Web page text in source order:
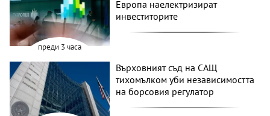
преди 3 часа
Европа наелектризират
инвеститорите
Върховният съд на САЩ
тихомълком уби независимостта
на борсовия регулатор